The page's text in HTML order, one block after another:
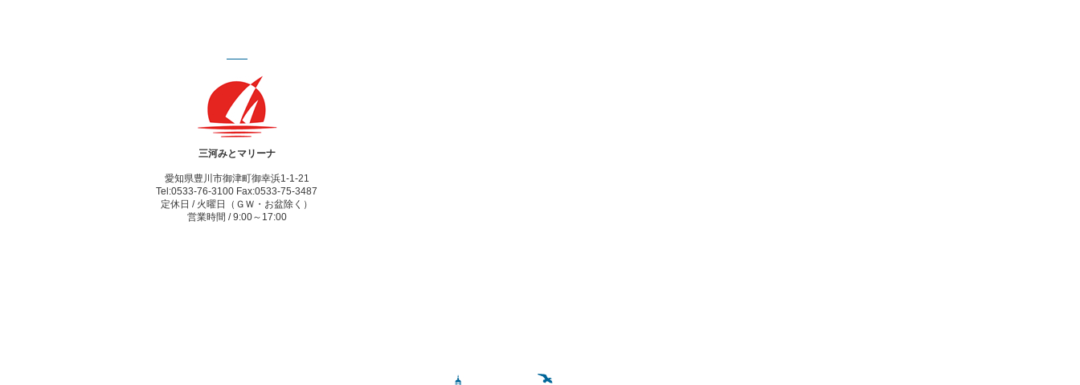
三河みとマリーナ
愛知県豊川市御津町御幸浜1-1-21
Tel:0533-76-3100 Fax:0533-75-3487
定休日 / 火曜日（ＧＷ・お盆除く）
営業時間 / 9:00～17:00